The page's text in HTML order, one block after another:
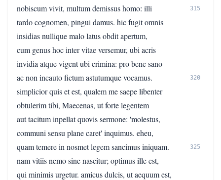
nobiscum vivit, multum demissus homo: illi
315
tardo cognomen, pingui damus. hic fugit omnis
insidias nullique malo latus obdit apertum,
cum genus hoc inter vitae versemur, ubi acris
invidia atque vigent ubi crimina: pro bene sano
ac non incauto fictum astutumque vocamus.
320
simplicior quis et est, qualem me saepe libenter
obtulerim tibi, Maecenas, ut forte legentem
aut tacitum inpellat quovis sermone: 'molestus,
communi sensu plane caret' inquimus. eheu,
quam temere in nosmet legem sancimus iniquam.
325
nam vitiis nemo sine nascitur; optimus ille est,
qui minimis urgetur. amicus dulcis, ut aequum est,